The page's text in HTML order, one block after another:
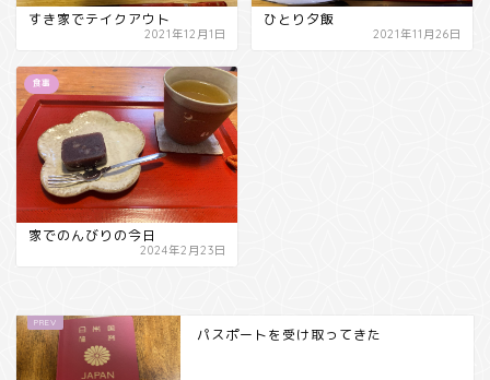
すき家でテイクアウト
2021年12月1日
ひとり夕飯
2021年11月26日
食事
家でのんびりの今日
2024年2月23日
パスポートを受け取ってきた